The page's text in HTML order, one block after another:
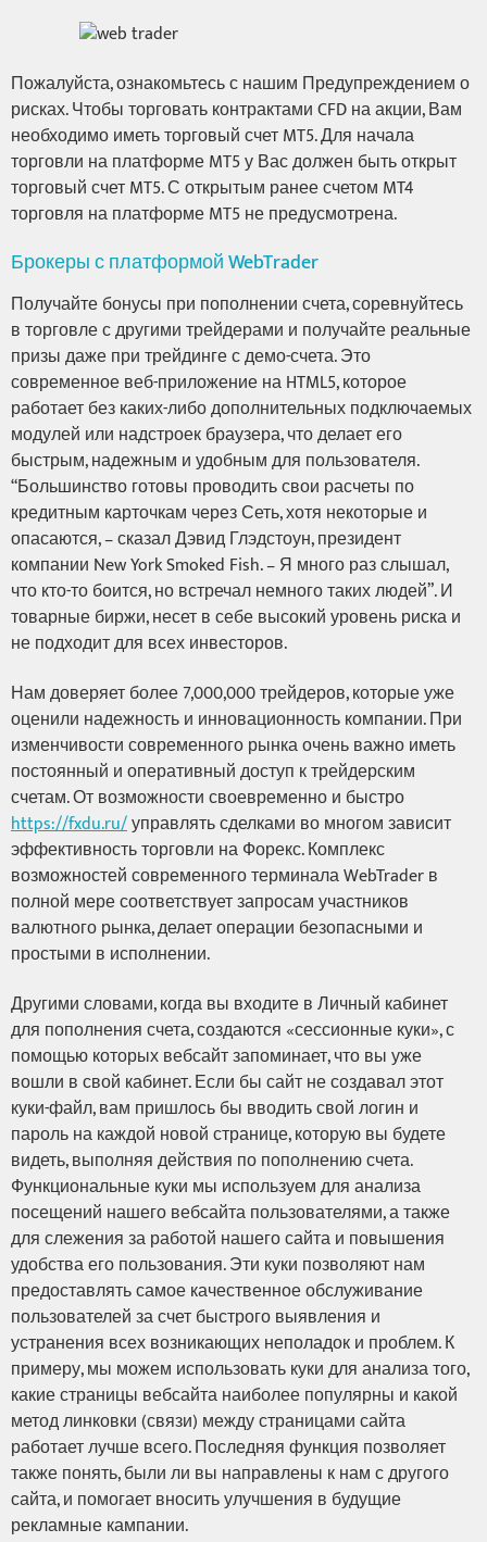
Пожалуйста, ознакомьтесь с нашим Предупреждением о
рисках. Чтобы торговать контрактами CFD на акции, Вам
необходимо иметь торговый счет MT5. Для начала
торговли на платформе MT5 у Вас должен быть открыт
торговый счет MT5. С открытым ранее счетом MT4
торговля на платформе MT5 не предусмотрена.
Брокеры с платформой WebTrader
Получайте бонусы при пополнении счета, соревнуйтесь
в торговле с другими трейдерами и получайте реальные
призы даже при трейдинге с демо-счета. Это
современное веб-приложение на HTML5, которое
работает без каких-либо дополнительных подключаемых
модулей или надстроек браузера, что делает его
быстрым, надежным и удобным для пользователя.
“Большинство готовы проводить свои расчеты по
кредитным карточкам через Сеть, хотя некоторые и
опасаются, – сказал Дэвид Глэдстоун, президент
компании New York Smoked Fish. – Я много раз слышал,
что кто-то боится, но встречал немного таких людей”. И
товарные биржи, несет в себе высокий уровень риска и
не подходит для всех инвесторов.
Нам доверяет более 7,000,000 трейдеров, которые уже
оценили надежность и инновационность компании. При
изменчивости современного рынка очень важно иметь
постоянный и оперативный доступ к трейдерским
счетам. От возможности своевременно и быстро
https://fxdu.ru/управлять сделками во многом зависит
эффективность торговли на Форекс. Комплекс
возможностей современного терминала WebTrader в
полной мере соответствует запросам участников
валютного рынка, делает операции безопасными и
простыми в исполнении.
Другими словами, когда вы входите в Личный кабинет
для пополнения счета, создаются «сессионные куки», с
помощью которых вебсайт запоминает, что вы уже
вошли в свой кабинет. Если бы сайт не создавал этот
куки-файл, вам пришлось бы вводить свой логин и
пароль на каждой новой странице, которую вы будете
видеть, выполняя действия по пополнению счета.
Функциональные куки мы используем для анализа
посещений нашего вебсайта пользователями, а также
для слежения за работой нашего сайта и повышения
удобства его пользования. Эти куки позволяют нам
предоставлять самое качественное обслуживание
пользователей за счет быстрого выявления и
устранения всех возникающих неполадок и проблем. К
примеру, мы можем использовать куки для анализа того,
какие страницы вебсайта наиболее популярны и какой
метод линковки (связи) между страницами сайта
работает лучше всего. Последняя функция позволяет
также понять, были ли вы направлены к нам с другого
сайта, и помогает вносить улучшения в будущие
рекламные кампании.